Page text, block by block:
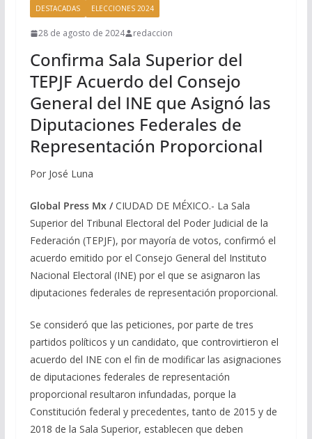
DESTACADAS ELECCIONES 2024
28 de agosto de 2024 redaccion
Confirma Sala Superior del
TEPJF Acuerdo del Consejo
General del INE que Asignó las
Diputaciones Federales de
Representación Proporcional
Por José Luna
Global Press Mx /CIUDAD DE MÉXICO.- La Sala
Superior del Tribunal Electoral del Poder Judicial de la
Federación (TEPJF), por mayoría de votos, confirmó el
acuerdo emitido por el Consejo General del Instituto
Nacional Electoral (INE) por el que se asignaron las
diputaciones federales de representación proporcional.
Se consideró que las peticiones, por parte de tres
partidos políticos y un candidato, que controvirtieron el
acuerdo del INE con el fin de modificar las asignaciones
de diputaciones federales de representación
proporcional resultaron infundadas, porque la
Constitución federal y precedentes, tanto de 2015 y de
2018 de la Sala Superior, establecen que deben